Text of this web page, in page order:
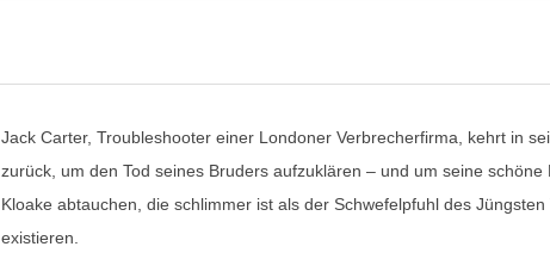
Jack Carter, Troubleshooter einer Londoner Verbrecherfirma, kehrt in
zurück, um den Tod seines Bruders aufzuklären – und um seine
Kloake abtauchen, die schlimmer ist als der Schwefelpfuhl des
existieren.